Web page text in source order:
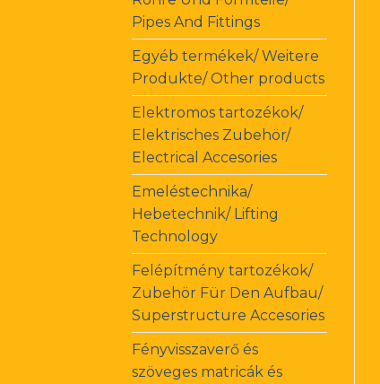
Pipes And Fittings
Egyéb termékek/ Weitere
Produkte/ Other products
Elektromos tartozékok/
Elektrisches Zubehör/
Electrical Accesories
Emeléstechnika/
Hebetechnik/ Lifting
Technology
Felépítmény tartozékok/
Zubehör Für Den Aufbau/
Superstructure Accesories
Fényvisszaverő és
szöveges matricák és